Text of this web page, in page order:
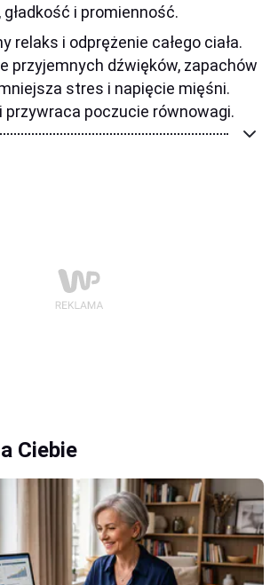
i promienność.
relaks i odprężenie całego ciała.
przyjemnych dźwięków, zapachów
stres i napięcie mięśni.
przywraca poczucie równowagi.
Ciebie